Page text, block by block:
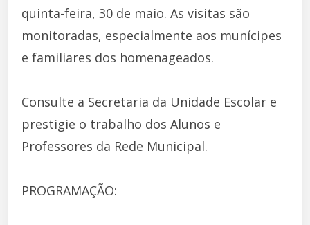
quinta-feira, 30 de maio. As visitas são
monitoradas, especialmente aos munícipes
e familiares dos homenageados.
Consulte a Secretaria da Unidade Escolar e
prestigie o trabalho dos Alunos e
Professores da Rede Municipal.
PROGRAMAÇÃO: